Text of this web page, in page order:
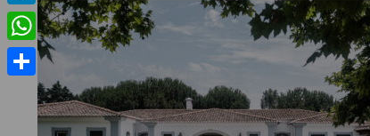
LinkedIn
WhatsApp
Share